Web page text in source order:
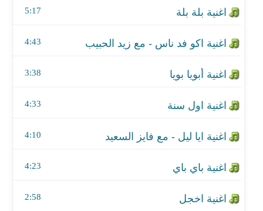
5:17
4:43
3:38
4:33
4:10
4:23
2:58
اغنية بحبك مقتنع
اغنية ياروحي
اغنية عطاله بطاله